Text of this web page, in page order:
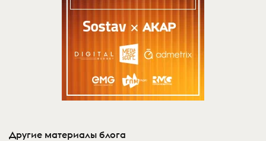
Другие материалы блога